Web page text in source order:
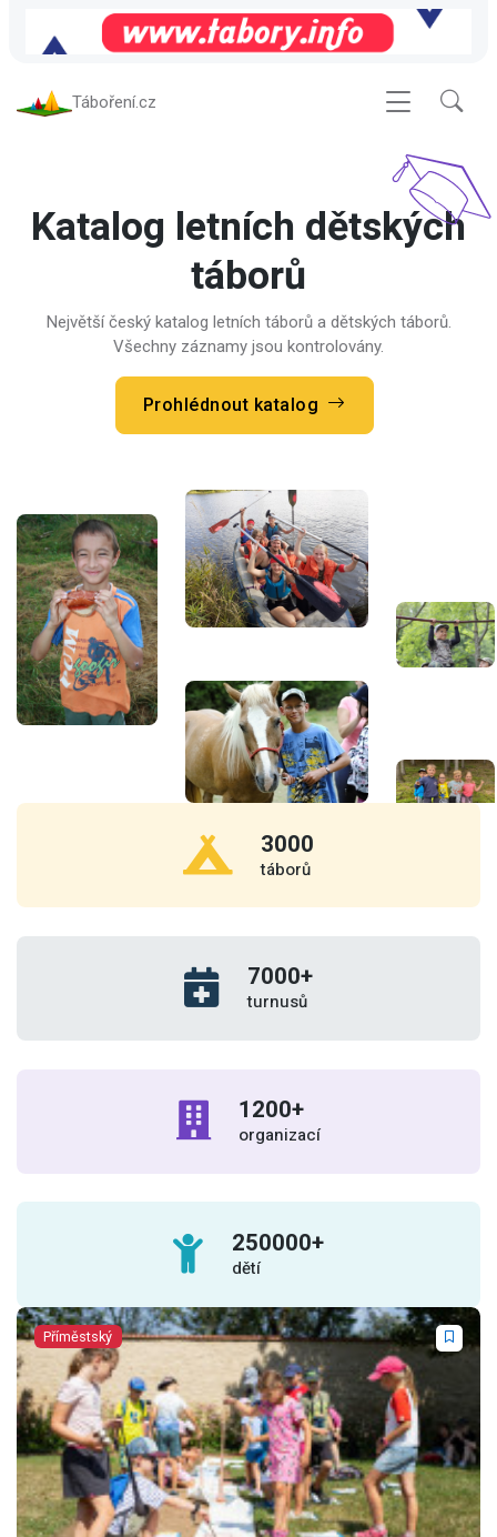
Táboření.cz
Katalog letních dětských
táborů
Největší český katalog letních táborů a dětských táborů.
Všechny záznamy jsou kontrolovány.
Prohlédnout katalog
3000
táborů
7000+
turnusů
1200+
organizací
250000+
dětí
Příměstský